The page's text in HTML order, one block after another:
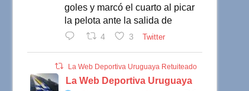
goles y marcó el cuarto al picar
la pelota ante la salida de
4 3 Twitter
La Web Deportiva Uruguaya Retuiteado
La Web Deportiva Uruguaya